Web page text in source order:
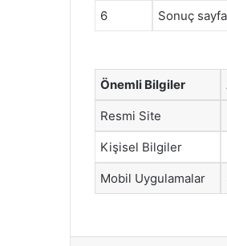
6 Sonuç
Önemli Bilgiler
Resmi Site
Kişisel Bilgiler
Mobil Uygulamalar